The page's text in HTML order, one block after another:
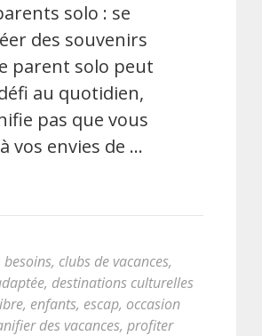
solo : se
des souvenirs
parent solo peut
au quotidien,
pas que vous
vos envies de …
besoins, clubs de vacances,
, destinations culturelles
, enfants, escap, occasion
des vacances, profiter